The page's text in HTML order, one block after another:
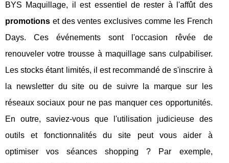
BYS Maquillage, il est essentiel de rester à l'affût des
promotions et des ventes exclusives comme les French
Days. Ces événements sont l'occasion rêvée de
renouveler votre trousse à maquillage sans culpabiliser.
Les stocks étant limités, il est recommandé de s'inscrire à
la newsletter du site ou de suivre la marque sur les
réseaux sociaux pour ne pas manquer ces opportunités.
En outre, saviez-vous que l'utilisation judicieuse des
outils et fonctionnalités du site peut vous aider à
optimiser vos séances shopping ? Par exemple,